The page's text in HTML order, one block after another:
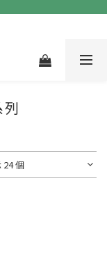
24 個